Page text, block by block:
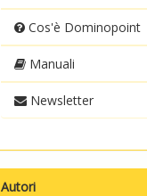
Cos'è Dominopoint
Manuali
Newsletter
Autori